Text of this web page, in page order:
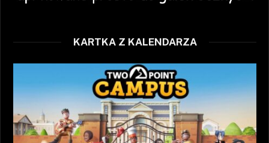
KARTKA Z KALENDARZA